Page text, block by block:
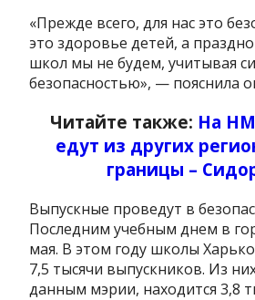
«Прежде всего, для нас это
это здоровье детей, а
школ мы не будем, учитывая
безопасностью», — пояснила
Читайте также: На
едут из других
границы –
Выпускные проведут в
Последним учебным днем в
мая. В этом году школы
7,5 тысячи выпускников. Из
данным мэрии, находится 3,8